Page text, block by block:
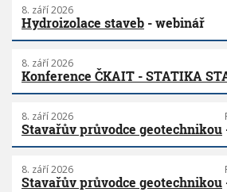
8. září 2026
Hydroizolace staveb - webinář
8. září 2026
Konference ČKAIT - STATIKA
8. září 2026
Stavařův průvodce geotechnikou
8. září 2026
Stavařův průvodce geotechnikou